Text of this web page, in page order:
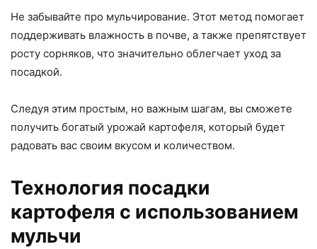
Не забывайте про мульчирование. Этот метод помогает
поддерживать влажность в почве, а также препятствует
росту сорняков, что значительно облегчает уход за
посадкой.
Следуя этим простым, но важным шагам, вы сможете
получить богатый урожай картофеля, который будет
радовать вас своим вкусом и количеством.
Технология посадки
картофеля с использованием
мульчи